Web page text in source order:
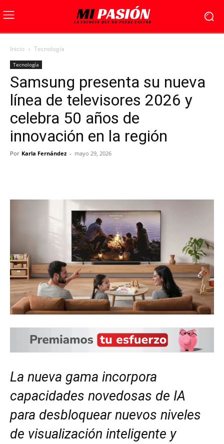
Inicio Tecnología
Tecnología
Samsung presenta su nueva
línea de televisores 2026 y
celebra 50 años de
innovación en la región
Por Karla Fernández - mayo 29, 2026
La nueva gama incorpora
capacidades novedosas de IA
para desbloquear nuevos niveles
de visualización inteligente y